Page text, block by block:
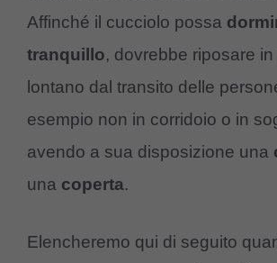
Affinché il cucciolo possa
tranquillo, dovrebbe riposare
lontano dal transito delle
esempio non in corridoio o in
avendo a sua disposizione una
una coperta.
Elencheremo qui di seguito